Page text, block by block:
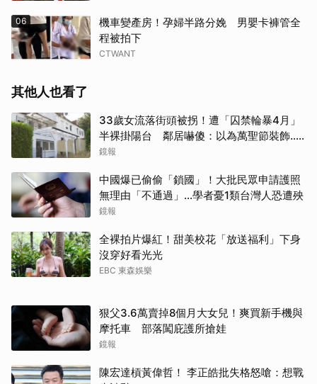
06
機車變產房！孕婦半路分娩 男嬰卡褲管全
程被拍下
CTWANT
其他人也看了
33歲女流落街頭被拐！遭「囚禁輪暴4月」
半裸掛陽台 鄰居嚇傻：以為萬聖節裝飾...
主謀竟與妻小同住
鏡報
中國爆已偷偷「鎖國」！大批民眾申請護照
無理由「不通過」...學者憂1類台灣人恐遭殃
鏡報
全裸拍片爆紅！甜美校花「放送福利」下身
沒穿好看光光
EBC 東森娛樂
狠父3.6萬賣掉8個月大女兒！爽買新手機與
摩托車 部落闖庇護所搶娃
鏡報
陳宏達槓黃偉哲！ 李正皓批失格怒嗆：想戰